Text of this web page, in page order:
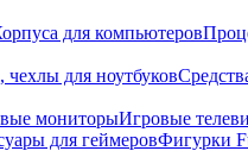
для компьютеров
для ноутбуков
мониторыИгровые
для геймеровФигурки